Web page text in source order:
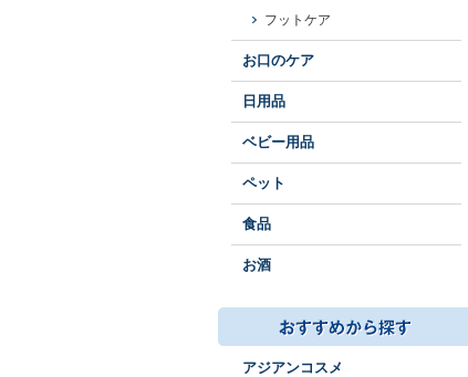
フットケア
お口のケア
日用品
ベビー用品
ペット
食品
お酒
アジアンコスメ